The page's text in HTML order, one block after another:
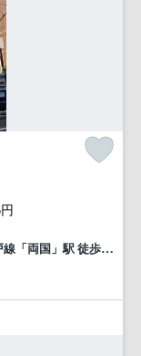
「両国」駅 徒歩12分